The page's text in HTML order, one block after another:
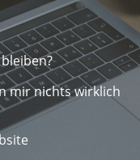
mir nichts wirklich